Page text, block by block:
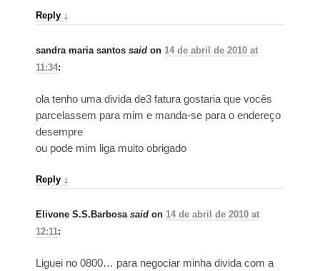
Reply ↓
sandra maria santos said on 14 de abril de 2010 at
11:34:
ola tenho uma divida de3 fatura gostaria que vocês
parcelassem para mim e manda-se para o endereço
desempre
ou pode mim liga muito obrigado
Reply ↓
Elivone S.S.Barbosa said on 14 de abril de 2010 at
12:11:
Liguei no 0800… para negociar minha divida com a